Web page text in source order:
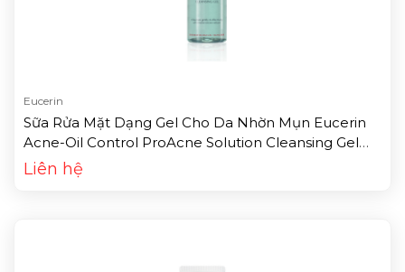
Eucerin
Sữa Rửa Mặt Dạng Gel Cho Da Nhờn Mụn Eucerin
Acne-Oil Control ProAcne Solution Cleansing Gel
(200ml)
Liên hệ